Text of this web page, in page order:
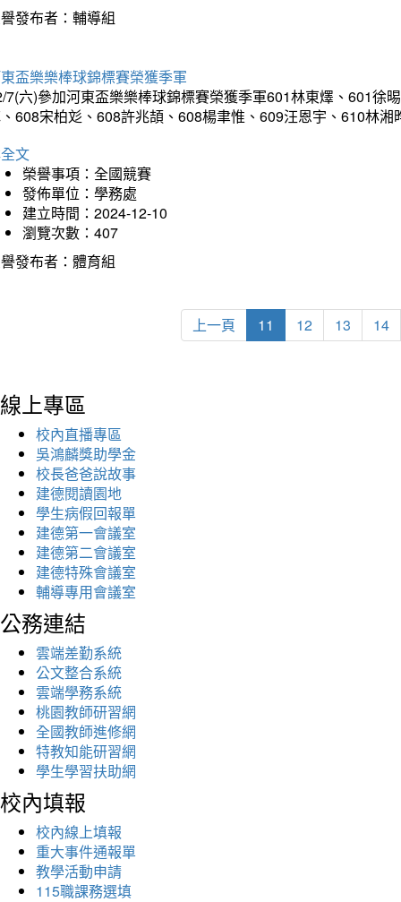
發布者：輔導組
盃樂樂棒球錦標賽榮獲季軍
7(六)參加河東盃樂樂棒球錦標賽榮獲季軍601林東燡、601徐
608宋柏彣、608許兆頡、608楊聿惟、609汪恩宇、610林
文
榮譽事項：全國競賽
發佈單位：學務處
建立時間：2024-12-10
瀏覽次數：407
發布者：體育組
上一頁 11 12 13 14
線上專區
校內直播專區
吳鴻麟獎助學金
校長爸爸說故事
建德閱讀園地
學生病假回報單
建德第一會議室
建德第二會議室
建德特殊會議室
輔導專用會議室
公務連結
雲端差勤系統
公文整合系統
雲端學務系統
桃園教師研習網
全國教師進修網
特教知能研習網
學生學習扶助網
校內填報
校內線上填報
重大事件通報單
教學活動申請
115職課務選填